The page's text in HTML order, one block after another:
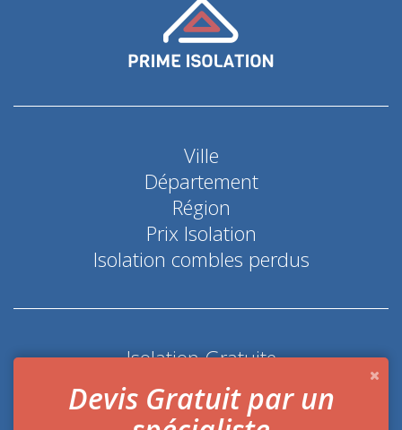
Ville
Département
Région
Prix Isolation
Isolation combles perdus
Isolation Gratuite
Coup de pouce économie d'énergie
Devis Gratuit par un